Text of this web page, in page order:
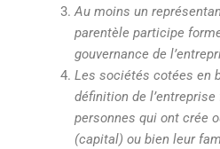
Au moins un
parentèle participe
gouvernance de
Les sociétés cotées en
définition de
personnes qui ont crée
(capital) ou bien leur